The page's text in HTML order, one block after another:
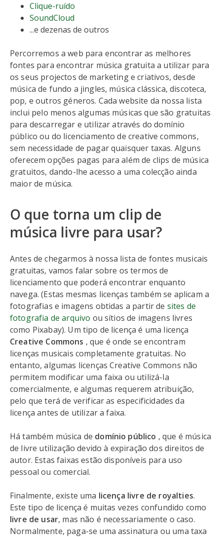
Clique-ruído
SoundCloud
...e dezenas de outros
Percorremos a web para encontrar as melhores
fontes para encontrar música gratuita a utilizar para
os seus projectos de marketing e criativos, desde
música de fundo a jingles, música clássica, discoteca,
pop, e outros géneros. Cada website da nossa lista
inclui pelo menos algumas músicas que são gratuitas
para descarregar e utilizar através do domínio
público ou do licenciamento de creative commons,
sem necessidade de pagar quaisquer taxas. Alguns
oferecem opções pagas para além de clips de música
gratuitos, dando-lhe acesso a uma colecção ainda
maior de música.
O que torna um clip de
música livre para usar?
Antes de chegarmos à nossa lista de fontes musicais
gratuitas, vamos falar sobre os termos de
licenciamento que poderá encontrar enquanto
navega. (Estas mesmas licenças também se aplicam a
fotografias e imagens obtidas a partir de sites de
fotografia de arquivo ou sítios de imagens livres
como Pixabay). Um tipo de licença é uma licença
Creative Commons , que é onde se encontram
licenças musicais completamente gratuitas. No
entanto, algumas licenças Creative Commons não
permitem modificar uma faixa ou utilizá-la
comercialmente, e algumas requerem atribuição,
pelo que terá de verificar as especificidades da
licença antes de utilizar a faixa.
Há também música de domínio público , que é música
de livre utilização devido à expiração dos direitos de
autor. Estas faixas estão disponíveis para uso
pessoal ou comercial.
Finalmente, existe uma licença livre de royalties.
Este tipo de licença é muitas vezes confundido como
livre de usar, mas não é necessariamente o caso.
Normalmente, paga-se uma assinatura ou uma taxa